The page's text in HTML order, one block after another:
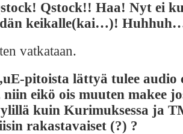
Qstock!! Haa! Nyt ei
keikalle(kai…)!
vatkataan.
pitoista lättyä tulee audio
eikö ois muuten makee
kuin Kurimuksessa ja
rakastavaiset (?) ?